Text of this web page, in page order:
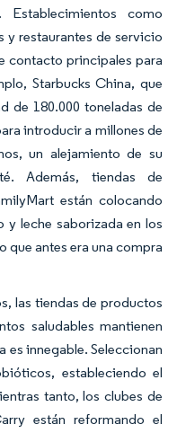
como
y restaurantes de servicio
contacto principales para
Starbucks China, que
de 180.000 toneladas de
introducir a millones de
un alejamiento de su
Además, tiendas de
están colocando
y leche saborizada en los
antes era una compra
las tiendas de productos
saludables mantienen
es innegable. Seleccionan
estableciendo el
tanto, los clubes de
están reformando el